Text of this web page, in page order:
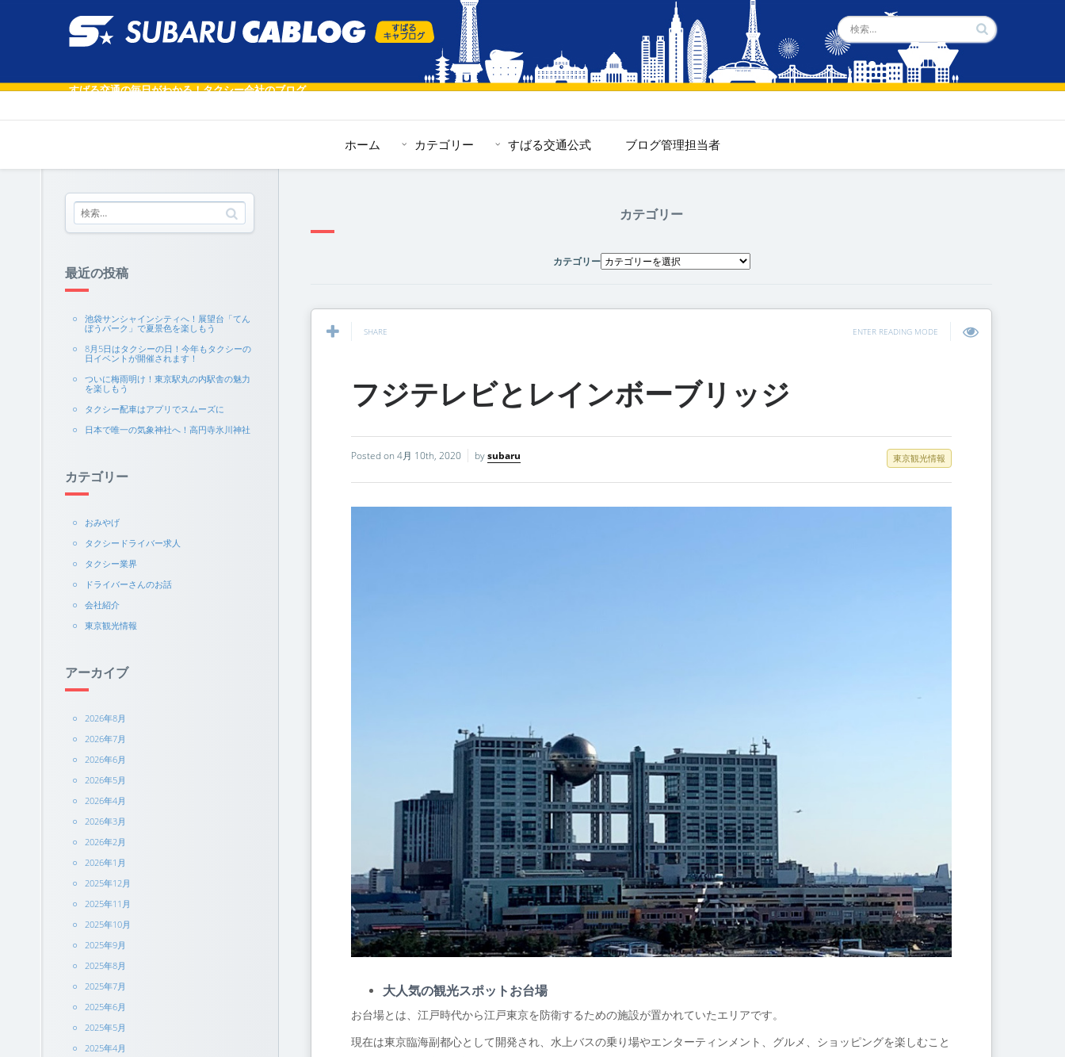
すばる交通の毎日がわかる！タクシー会社のブログ
ホーム カテゴリー すばる交通公式 ブログ管理担当者
最近の投稿
池袋サンシャインシティへ！展望台「てん
ぼうパーク」で夏景色を楽しもう
8月5日はタクシーの日！今年もタクシーの
日イベントが開催されます！
ついに梅雨明け！東京駅丸の内駅舎の魅力
を楽しもう
タクシー配車はアプリでスムーズに
日本で唯一の気象神社へ！高円寺氷川神社
カテゴリー
おみやげ
タクシードライバー求人
タクシー業界
ドライバーさんのお話
会社紹介
東京観光情報
アーカイブ
2026年8月
2026年7月
2026年6月
2026年5月
2026年4月
2026年3月
2026年2月
2026年1月
2025年12月
2025年11月
2025年10月
2025年9月
2025年8月
2025年7月
2025年6月
2025年5月
2025年4月
カテゴリー
カテゴリー
SHARE ENTER READING MODE
フジテレビとレインボーブリッジ
Posted on 4月 10th, 2020 bysubaru 東京観光情報
大人気の観光スポットお台場
お台場とは、江戸時代から江戸東京を防衛するための施設が置かれていたエリアです。
現在は東京臨海副都心として開発され、水上バスの乗り場やエンターティンメント、グルメ、ショッピングを楽しむこと